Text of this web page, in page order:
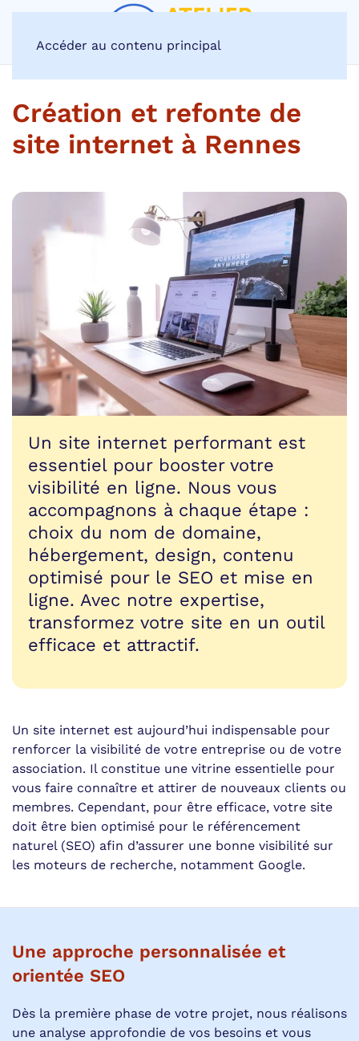
Accéder au contenu principal
Création et refonte de
site internet à Rennes
Un site internet performant est
essentiel pour booster votre
visibilité en ligne. Nous vous
accompagnons à chaque étape :
choix du nom de domaine,
hébergement, design, contenu
optimisé pour le SEO et mise en
ligne. Avec notre expertise,
transformez votre site en un outil
efficace et attractif.
Un site internet est aujourd’hui indispensable pour
renforcer la visibilité de votre entreprise ou de votre
association. Il constitue une vitrine essentielle pour
vous faire connaître et attirer de nouveaux clients ou
membres. Cependant, pour être efficace, votre site
doit être bien optimisé pour le référencement
naturel (SEO) afin d’assurer une bonne visibilité sur
les moteurs de recherche, notamment Google.
Une approche personnalisée et
orientée SEO
Dès la première phase de votre projet, nous réalisons
une analyse approfondie de vos besoins et vous